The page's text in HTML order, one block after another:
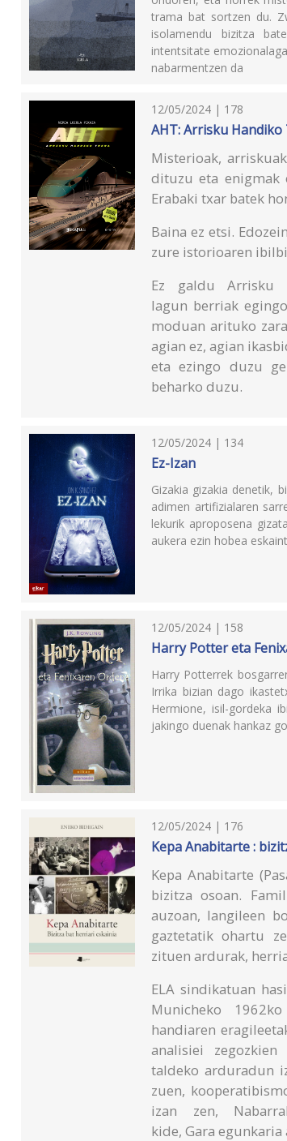
trama bat sortzen du.
isolamendu bizitza
intentsitate
nabarmentzen da
12/05/2024 | 178
AHT: Arrisku Handiko
Misterioak,
dituzu eta enigmak
Erabaki txar batek
Baina ez etsi.
zure istorioaren
Ez galdu Arrisku
lagun berriak
moduan arituko
agian ez, agian
eta ezingo duzu
beharko duzu.
12/05/2024 | 134
Ez-Izan
Gizakia gizakia denetik,
adimen artifizialaren
lekurik aproposena
aukera ezin hobea
12/05/2024 | 158
Harry Potter eta
Harry Potterrek
Irrika bizian dago
Hermione, isil-gordeka
jakingo duenak hankaz
12/05/2024 | 176
Kepa Anabitarte :
Kepa Anabitarte
bizitza osoan.
auzoan, langileen
gaztetatik ohartu
zituen ardurak,
ELA sindikatuan
Municheko
handiaren
analisiei
taldeko arduradun
zuen,
izan zen,
kide, Gara egunkaria